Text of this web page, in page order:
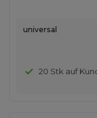
universal
20 Stk auf